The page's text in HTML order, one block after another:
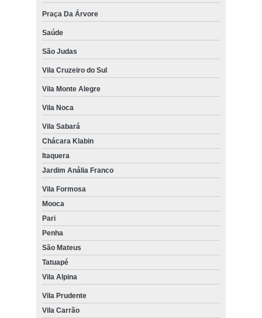
Praça Da Árvore
Saúde
São Judas
Vila Cruzeiro do Sul
Vila Monte Alegre
Vila Noca
Vila Sabará
Chácara Klabin
Itaquera
Jardim Anália Franco
Vila Formosa
Mooca
Pari
Penha
São Mateus
Tatuapé
Vila Alpina
Vila Prudente
Vila Carrão